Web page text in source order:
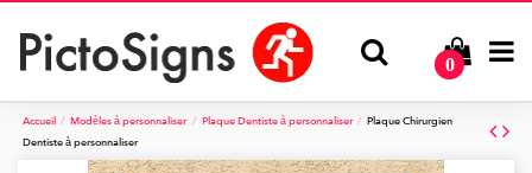
0
Accueil Modèles à personnaliser Plaque Dentiste à personnaliser
Plaque Chirurgien
Dentiste à personnaliser